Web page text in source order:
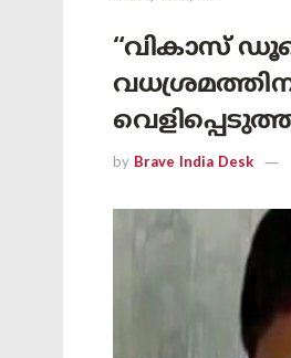
“വികാസ്
by Brave India Desk